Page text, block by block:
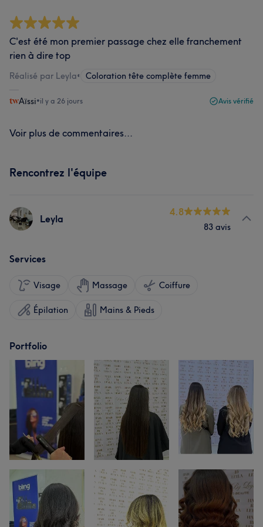
C'est été mon premier passage chez elle franchement
rien à dire top
Réalisé par Leyla• Coloration tête complète femme
Aïssi•il y a 26 jours Avis vérifié
Voir plus de commentaires...
Rencontrez l'équipe
Leyla
4.8
83 avis
Services
Visage Massage Coiffure
Épilation Mains & Pieds
Portfolio